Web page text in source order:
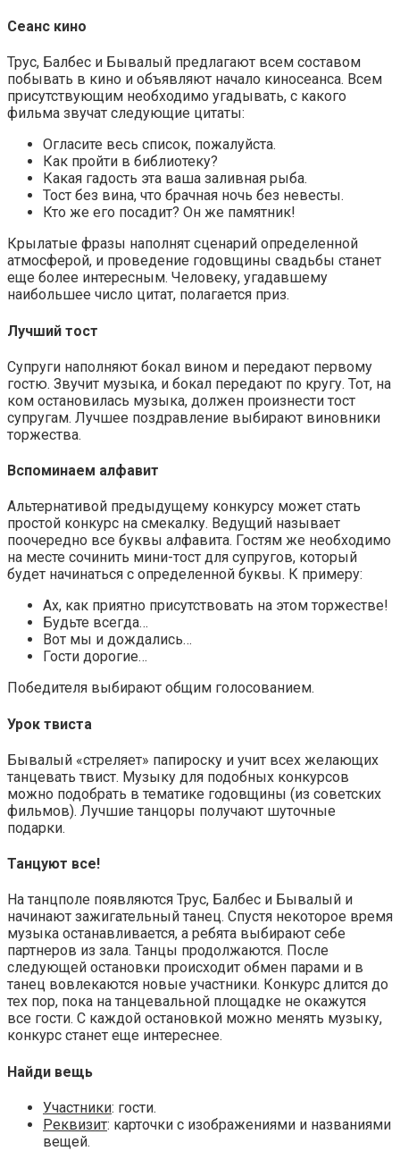
Сеанс кино
Трус, Балбес и Бывалый предлагают всем составом
побывать в кино и объявляют начало киносеанса. Всем
присутствующим необходимо угадывать, с какого
фильма звучат следующие цитаты:
Огласите весь список, пожалуйста.
Как пройти в библиотеку?
Какая гадость эта ваша заливная рыба.
Тост без вина, что брачная ночь без невесты.
Кто же его посадит? Он же памятник!
Крылатые фразы наполнят сценарий определенной
атмосферой, и проведение годовщины свадьбы станет
еще более интересным. Человеку, угадавшему
наибольшее число цитат, полагается приз.
Лучший тост
Супруги наполняют бокал вином и передают первому
гостю. Звучит музыка, и бокал передают по кругу. Тот, на
ком остановилась музыка, должен произнести тост
супругам. Лучшее поздравление выбирают виновники
торжества.
Вспоминаем алфавит
Альтернативой предыдущему конкурсу может стать
простой конкурс на смекалку. Ведущий называет
поочередно все буквы алфавита. Гостям же необходимо
на месте сочинить мини-тост для супругов, который
будет начинаться с определенной буквы. К примеру:
Ах, как приятно присутствовать на этом торжестве!
Будьте всегда…
Вот мы и дождались…
Гости дорогие…
Победителя выбирают общим голосованием.
Урок твиста
Бывалый «стреляет» папироску и учит всех желающих
танцевать твист. Музыку для подобных конкурсов
можно подобрать в тематике годовщины (из советских
фильмов). Лучшие танцоры получают шуточные
подарки.
Танцуют все!
На танцполе появляются Трус, Балбес и Бывалый и
начинают зажигательный танец. Спустя некоторое время
музыка останавливается, а ребята выбирают себе
партнеров из зала. Танцы продолжаются. После
следующей остановки происходит обмен парами и в
танец вовлекаются новые участники. Конкурс длится до
тех пор, пока на танцевальной площадке не окажутся
все гости. С каждой остановкой можно менять музыку,
конкурс станет еще интереснее.
Найди вещь
Участники: гости.
Реквизит: карточки с изображениями и названиями
вещей.